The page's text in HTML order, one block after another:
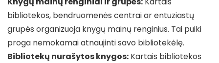
bibliotekos, bendruomenės centrai ar entuziastų
grupės organizuoja knygų mainų renginius. Tai puiki
proga nemokamai atnaujinti savo bibliotekėlę.
Bibliotekų nurašytos knygos: Kartais bibliotekos